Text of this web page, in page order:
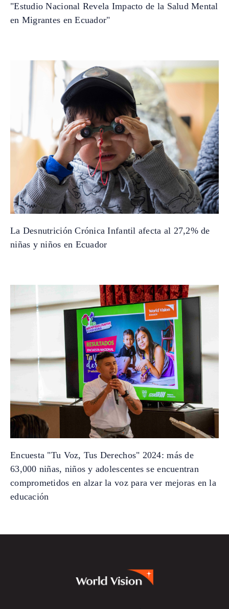
"Estudio Nacional Revela Impacto de la Salud Mental
en Migrantes en Ecuador"
La Desnutrición Crónica Infantil afecta al 27,2% de
niñas y niños en Ecuador
Encuesta "Tu Voz, Tus Derechos" 2024: más de
63,000 niñas, niños y adolescentes se encuentran
comprometidos en alzar la voz para ver mejoras en la
educación